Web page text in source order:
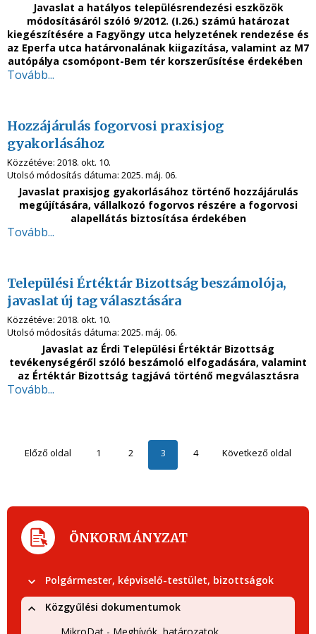
Javaslat a hatályos településrendezési eszközök
módosításáról szóló 9/2012. (I.26.) számú határozat
kiegészítésére a Fagyöngy utca helyzetének rendezése és
az Eperfa utca határvonalának kiigazítása, valamint az M7
autópálya csomópont-Bem tér korszerűsítése érdekében
Tovább...
Hozzájárulás fogorvosi praxisjog
gyakorlásához
Közzétéve: 2018. okt. 10.
Utolsó módosítás dátuma: 2025. máj. 06.
Javaslat praxisjog gyakorlásához történő hozzájárulás
megújítására, vállalkozó fogorvos részére a fogorvosi
alapellátás biztosítása érdekében
Tovább...
Települési Értéktár Bizottság beszámolója,
javaslat új tag választására
Közzétéve: 2018. okt. 10.
Utolsó módosítás dátuma: 2025. máj. 06.
Javaslat az Érdi Települési Értéktár Bizottság
tevékenységéről szóló beszámoló elfogadására, valamint
az Értéktár Bizottság tagjává történő megválasztásra
Tovább...
Előző oldal 1 2 3 4 Következő oldal
ÖNKORMÁNYZAT
Polgármester, képviselő-testület, bizottságok
Közgyűlési dokumentumok